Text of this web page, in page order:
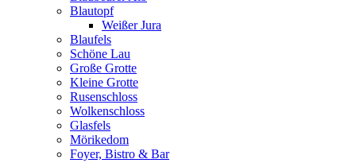
Blautopf
Weißer Jura
Blaufels
Schöne Lau
Große Grotte
Kleine Grotte
Rusenschloss
Wolkenschloss
Glasfels
Mörikedom
Foyer, Bistro & Bar